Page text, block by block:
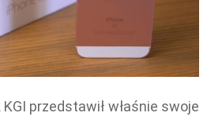
przedstawił właśnie swoje